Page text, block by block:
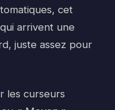
cet
arrivent une
juste assez pour
les curseurs